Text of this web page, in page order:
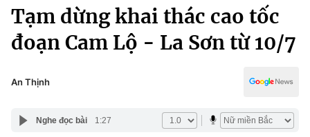
Chuyên mục
Chính trị
Xã hội
Pháp luật
Thể thao
Văn hóa - Giải trí
Đời sống
Tạm dừng khai thác cao tốc
đoạn Cam Lộ - La Sơn từ 10/7
An Thịnh
Nghe đọc bài 1:27